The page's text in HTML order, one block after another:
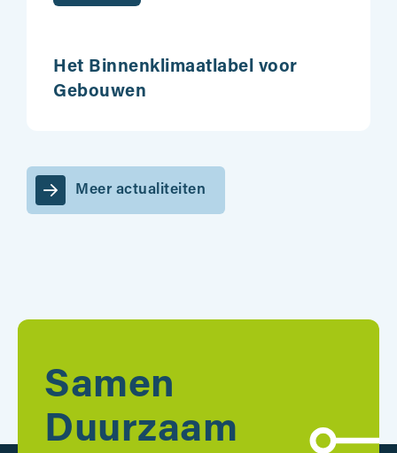
Het Binnenklimaatlabel voor
Gebouwen
Meer actualiteiten
Samen
Duurzaam